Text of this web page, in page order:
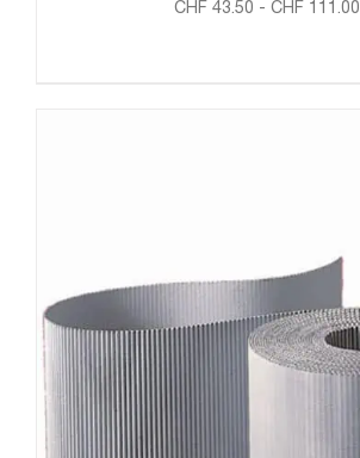
CHF 43.50 - CHF 111.00